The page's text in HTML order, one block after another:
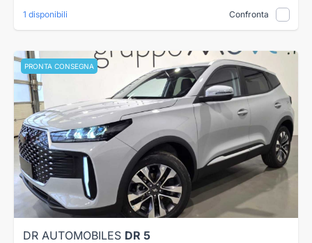
1 disponibili Confronta
PRONTA CONSEGNA
DR AUTOMOBILES DR 5